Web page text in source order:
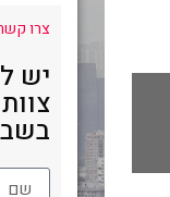
צרו
יש